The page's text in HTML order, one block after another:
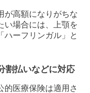
が高額になりがちな
い場合には、上顎を
ハーフリンガル」と
割払いなどに対応
的医療保険は適用さ